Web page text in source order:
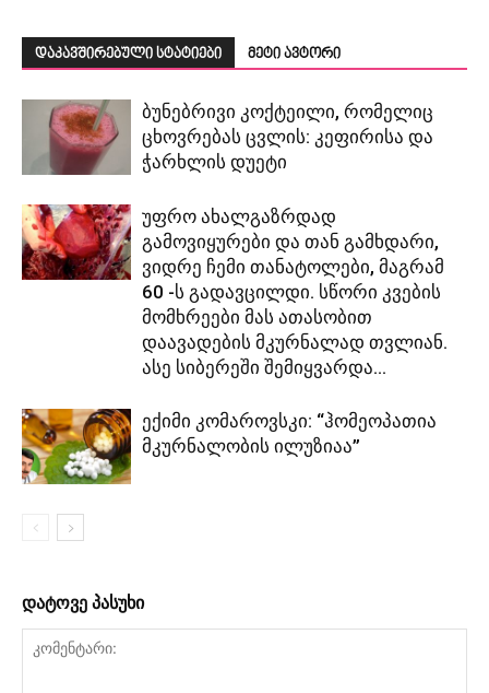
დაკავშირებული სტატიები მეტი ავტორი
ბუნებრივი კოქტეილი, რომელიც
ცხოვრებას ცვლის: კეფირისა და
ჭარხლის დუეტი
უფრო ახალგაზრდად
გამოვიყურები და თან გამხდარი,
ვიდრე ჩემი თანატოლები, მაგრამ
60 -ს გადავცილდი. სწორი კვების
მომხრეები მას ათასობით
დაავადების მკურნალად თვლიან.
ასე სიბერეში შემიყვარდა...
ექიმი კომაროვსკი: “ჰომეოპათია
მკურნალობის ილუზიაა”
დატოვე პასუხი